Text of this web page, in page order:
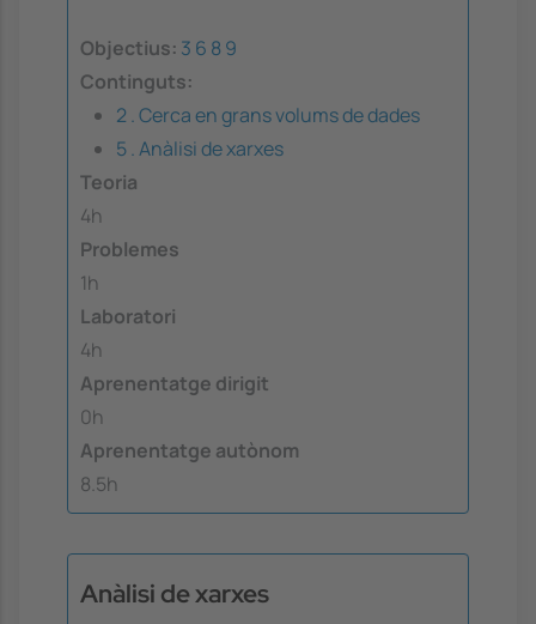
Objectius: 3 6 8 9
Continguts:
2 . Cerca en grans volums de dades
5 . Anàlisi de xarxes
Teoria
4h
Problemes
1h
Laboratori
4h
Aprenentatge dirigit
0h
Aprenentatge autònom
8.5h
Anàlisi de xarxes